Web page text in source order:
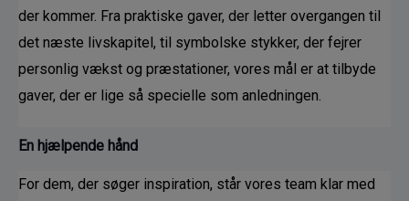
der kommer. Fra praktiske gaver, der letter overgangen til
det næste livskapitel, til symbolske stykker, der fejrer
personlig vækst og præstationer, vores mål er at tilbyde
gaver, der er lige så specielle som anledningen.
En hjælpende hånd
For dem, der søger inspiration, står vores team klar med